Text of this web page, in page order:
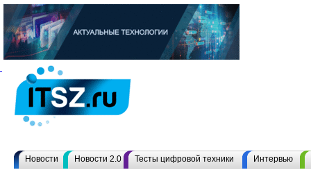
Новости Новости 2.0 Тесты цифровой техники Интервью